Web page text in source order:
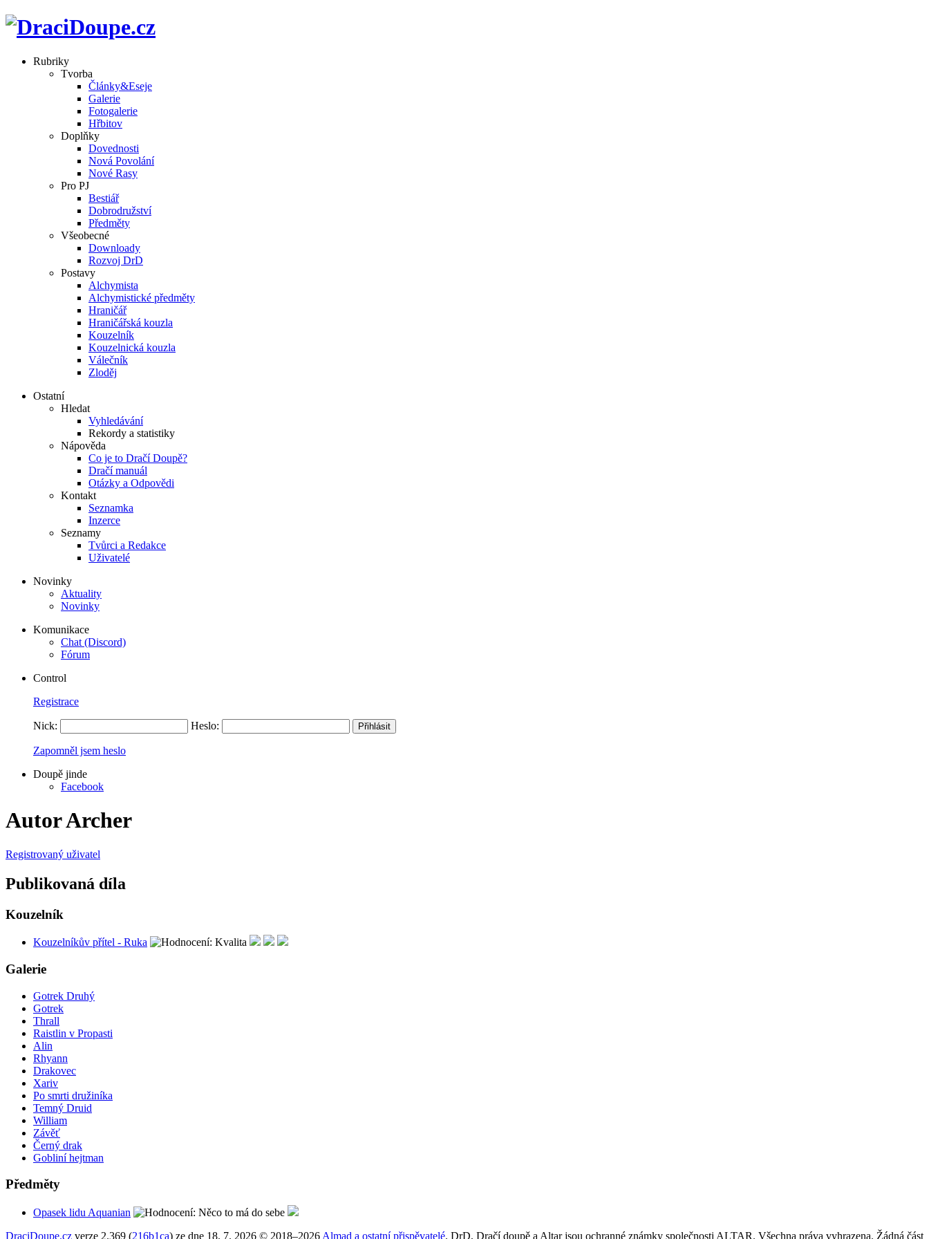
Rubriky
Tvorba
Články&Eseje
Galerie
Fotogalerie
Hřbitov
Doplňky
Dovednosti
Nová Povolání
Nové Rasy
Pro PJ
Bestiář
Dobrodružství
Předměty
Všeobecné
Downloady
Rozvoj DrD
Postavy
Alchymista
Alchymistické předměty
Hraničář
Hraničářská kouzla
Kouzelník
Kouzelnická kouzla
Válečník
Zloděj
Ostatní
Hledat
Vyhledávání
Rekordy a statistiky
Nápověda
Co je to Dračí Doupě?
Dračí manuál
Otázky a Odpovědi
Kontakt
Seznamka
Inzerce
Seznamy
Tvůrci a Redakce
Uživatelé
Novinky
Aktuality
Novinky
Komunikace
Chat (Discord)
Fórum
Control
Registrace
Nick: Heslo:
Zapomněl jsem heslo
Doupě jinde
Facebook
Autor Archer
Registrovaný uživatel
Publikovaná díla
Kouzelník
Kouzelníkův přítel - Ruka
Galerie
Gotrek Druhý
Gotrek
Thrall
Raistlin v Propasti
Alin
Rhyann
Drakovec
Xariv
Po smrti družiníka
Temný Druid
William
Závěť
Černý drak
Gobliní hejtman
Předměty
Opasek lidu Aquanian
DraciDoupe.cz verze 2.369 (216b1ca) ze dne 18. 7. 2026 © 2018–2026 Almad a ostatní přispěvatelé. DrD, Dračí doupě a Altar jsou ochranné známky společnosti ALTAR. Všechna práva vyhrazena. Žádná část